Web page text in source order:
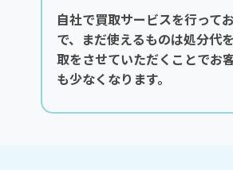
自社で買取サービスを行って
で、まだ使えるものは処分代
取をさせていただくことでお
も少なくなります。